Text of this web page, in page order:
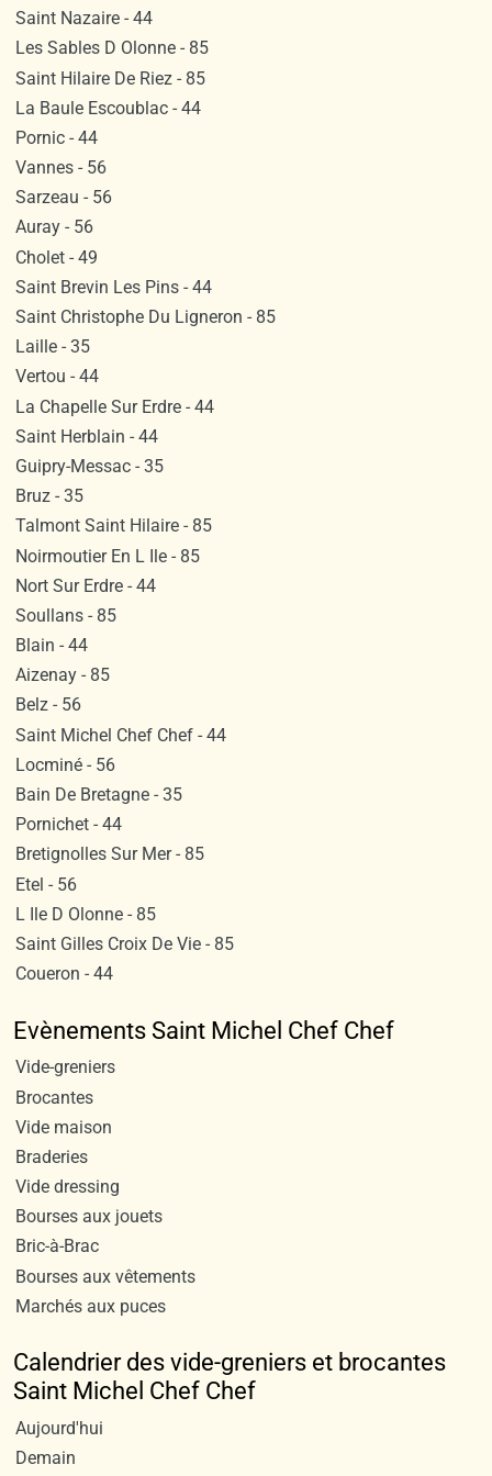
Saint Nazaire - 44
Les Sables D Olonne - 85
Saint Hilaire De Riez - 85
La Baule Escoublac - 44
Pornic - 44
Vannes - 56
Sarzeau - 56
Auray - 56
Cholet - 49
Saint Brevin Les Pins - 44
Saint Christophe Du Ligneron - 85
Laille - 35
Vertou - 44
La Chapelle Sur Erdre - 44
Saint Herblain - 44
Guipry-Messac - 35
Bruz - 35
Talmont Saint Hilaire - 85
Noirmoutier En L Ile - 85
Nort Sur Erdre - 44
Soullans - 85
Blain - 44
Aizenay - 85
Belz - 56
Saint Michel Chef Chef - 44
Locminé - 56
Bain De Bretagne - 35
Pornichet - 44
Bretignolles Sur Mer - 85
Etel - 56
L Ile D Olonne - 85
Saint Gilles Croix De Vie - 85
Coueron - 44
Evènements Saint Michel Chef Chef
Vide-greniers
Brocantes
Vide maison
Braderies
Vide dressing
Bourses aux jouets
Bric-à-Brac
Bourses aux vêtements
Marchés aux puces
Calendrier des vide-greniers et brocantes
Saint Michel Chef Chef
Aujourd'hui
Demain